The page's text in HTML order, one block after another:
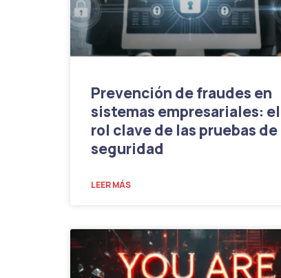
Prevención de fraudes en
sistemas empresariales: el
rol clave de las pruebas de
seguridad
LEER MÁS